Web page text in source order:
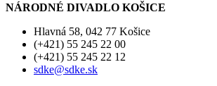
NÁRODNÉ DIVADLO KOŠICE
Hlavná 58, 042 77 Košice
(+421) 55 245 22 00
(+421) 55 245 22 12
sdke@sdke.sk